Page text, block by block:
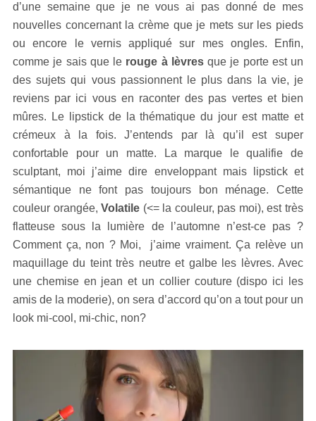
d’une semaine que je ne vous ai pas donné de mes
nouvelles concernant la crème que je mets sur les pieds
ou encore le vernis appliqué sur mes ongles. Enfin,
comme je sais que le rouge à lèvresque je porte est un
des sujets qui vous passionnent le plus dans la vie, je
reviens par ici vous en raconter des pas vertes et bien
mûres. Le lipstick de la thématique du jour est matte et
crémeux à la fois. J’entends par là qu’il est super
confortable pour un matte. La marque le qualifie de
sculptant, moi j’aime dire enveloppant mais lipstick et
sémantique ne font pas toujours bon ménage. Cette
couleur orangée,Volatile (<= la couleur, pas moi), est très
flatteuse sous la lumière de l’automne n’est-ce pas ?
Comment ça, non ? Moi, j’aime vraiment. Ça relève un
maquillage du teint très neutre et galbe les lèvres. Avec
une chemise en jean et un collier couture (dispo ici les
amis de la moderie), on sera d’accord qu’on a tout pour un
look mi-cool, mi-chic, non?